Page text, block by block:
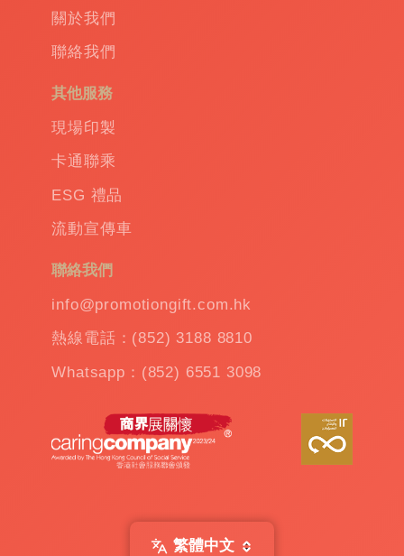
關於我們
聯絡我們
其他服務
現場印製
卡通聯乘
ESG 禮品
流動宣傳車
聯絡我們
info@promotiongift.com.hk
熱線電話：(852) 3188 8810
Whatsapp：(852) 6551 3098
繁體中文